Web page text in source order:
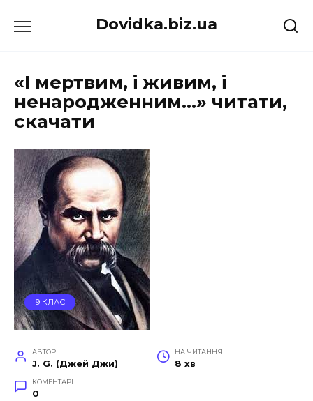
до
Dovidka.biz.ua
«І мертвим, і живим, і
ненародженним…» читати,
скачати
9 КЛАС
АВТОР
J. G. (Джей Джи)
НА ЧИТАННЯ
8 хв
КОМЕНТАРІ
0